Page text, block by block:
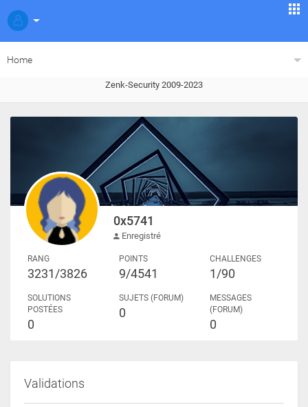
Home
Zenk-Security 2009-2023
0x5741
Enregistré
RANG
3231/3826
POINTS
9/4541
CHALLENGES
1/90
SOLUTIONS
POSTÉES
0
SUJETS (FORUM)
0
MESSAGES
(FORUM)
0
Validations